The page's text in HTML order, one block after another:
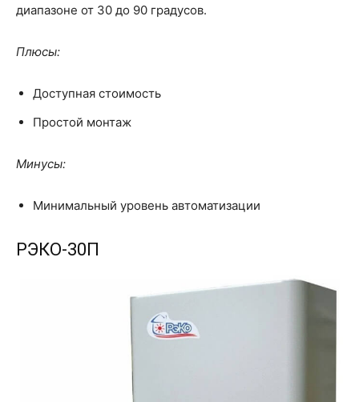
диапазоне от 30 до 90 градусов.
Плюсы:
Доступная стоимость
Простой монтаж
Минусы:
Минимальный уровень автоматизации
РЭКО-30П